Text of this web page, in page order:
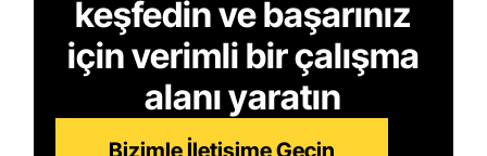
keşfedin ve başarınız
için verimli bir çalışma
alanı yaratın
Bizimle İletişime Geçin